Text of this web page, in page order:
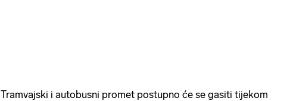
Tramvajski i autobusni promet postupno će se gasiti tijekom